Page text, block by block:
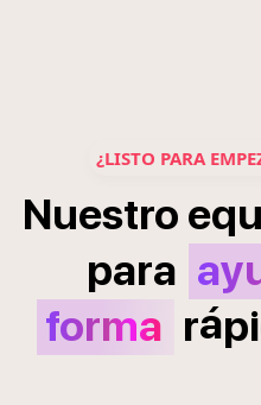
¿LISTO PARA
Nuestro
para
forma rá